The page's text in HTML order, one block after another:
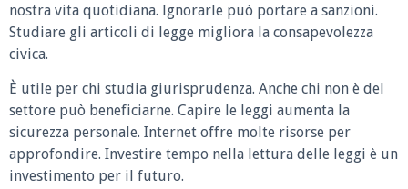
nostra vita quotidiana. Ignorarle può portare a sanzioni.
Studiare gli articoli di legge migliora la consapevolezza
civica.
È utile per chi studia giurisprudenza. Anche chi non è del
settore può beneficiarne. Capire le leggi aumenta la
sicurezza personale. Internet offre molte risorse per
approfondire. Investire tempo nella lettura delle leggi è un
investimento per il futuro.